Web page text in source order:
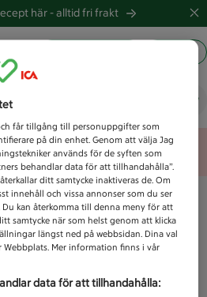
här -alltid fri frakt
idag?
error
får tillgång till personuppgifter som
på din enhet. Genom att välja Jag
används för de syften som
behandlar data för att tillhandahålla”.
ditt samtycke inaktiveras de. Om
innehåll och vissa annonser som du ser
kan återkomma till denna meny för att
samtycke när som helst genom att klicka
längst ned på webbsidan. Dina val
Webbplats. Mer information finns i vår
data för att tillhandahålla: